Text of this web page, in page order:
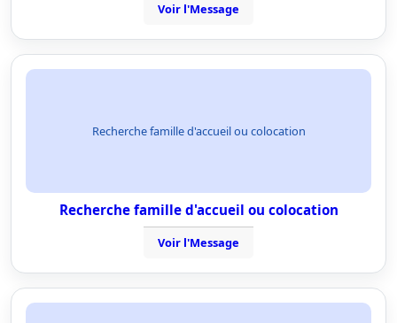
Voir l'Message
Recherche famille d'accueil ou colocation
Recherche famille d'accueil ou colocation
Voir l'Message